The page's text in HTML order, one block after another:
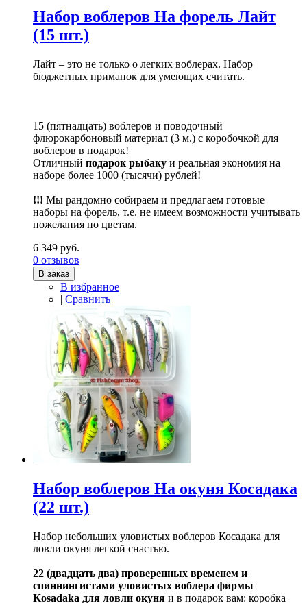
Набор воблеров На форель Лайт
(15 шт.)
Лайт – это не только о легких воблерах. Набор
бюджетных приманок для умеющих считать.
15 (пятнадцать) воблеров и поводочный
флюрокарбоновый материал (3 м.) с коробочкой для
воблеров в подарок!
Отличный подарок рыбаку и реальная экономия на
наборе более 1000 (тысячи) рублей!
!!! Мы рандомно собираем и предлагаем готовые
наборы на форель, т.е. не имеем возможности учитывать
пожелания по цветам.
6 349 руб.
0 отзывов
В заказ
В избранное
| Сравнить
Набор воблеров На окуня Косадака
(22 шт.)
Набор небольших уловистых воблеров Косадака для
ловли окуня легкой снастью.
22 (двадцать два) проверенных временем и
спиннингистами уловистых воблера фирмы
Kosadaka для ловли окуня и в подарок вам: коробка